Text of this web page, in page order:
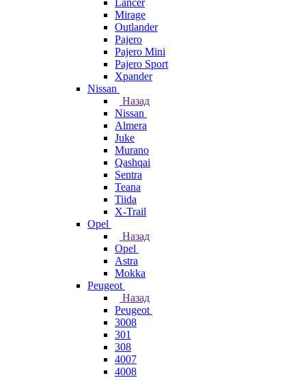
Lancer
Mirage
Outlander
Pajero
Pajero Mini
Pajero Sport
Xpander
Nissan
Назад
Nissan
Almera
Juke
Murano
Qashqai
Sentra
Teana
Tiida
X-Trail
Opel
Назад
Opel
Astra
Mokka
Peugeot
Назад
Peugeot
3008
301
308
4007
4008